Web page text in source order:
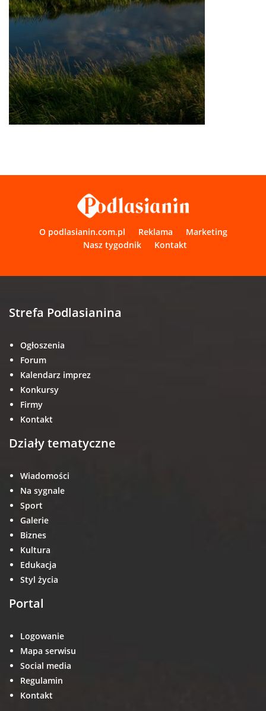
O podlasianin.com.pl Reklama
Marketing
Nasz tygodnik
Kontakt
Strefa Podlasianina
Ogłoszenia
Forum
Kalendarz imprez
Konkursy
Firmy
Kontakt
Działy tematyczne
Wiadomości
Na sygnale
Sport
Galerie
Biznes
Kultura
Edukacja
Styl życia
Portal
Logowanie
Mapa serwisu
Social media
Regulamin
Kontakt